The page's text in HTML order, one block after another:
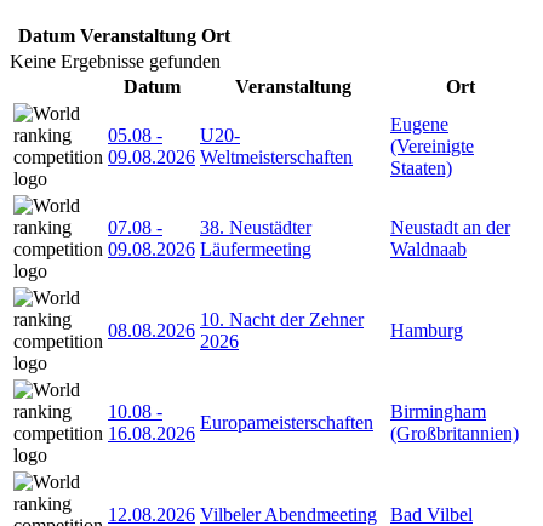
Datum Veranstaltung Ort
Keine Ergebnisse gefunden
Datum
Veranstaltung Ort
05.08 -
09.08.2026
U20-
Weltmeisterschaften
Eugene
(Vereinigte
Staaten)
07.08 -
09.08.2026
38. Neustädter
Läufermeeting
Neustadt an der
Waldnaab
08.08.2026
10. Nacht der Zehner
2026
Hamburg
10.08 -
16.08.2026
Europameisterschaften
Birmingham
(Großbritannien)
12.08.2026 Vilbeler Abendmeeting Bad Vilbel